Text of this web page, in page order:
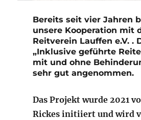
Bereits seit vier Jahren
unsere Kooperation mit
Reitverein Lauffen e.V. .
„Inklusive geführte
mit und ohne
sehr gut angenommen.
Das Projekt wurde 2021
Rickes initiiert und wird